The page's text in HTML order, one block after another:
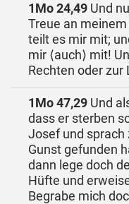
1Mo 24,49 Und
Treue an
teilt es mir mit;
mir ⟨auch⟩ mit!
Rechten oder zur
1Mo 47,29 Und
dass er sterben
Josef und sprach
Gunst gefunden
dann lege doch
Hüfte und
Begrabe mich